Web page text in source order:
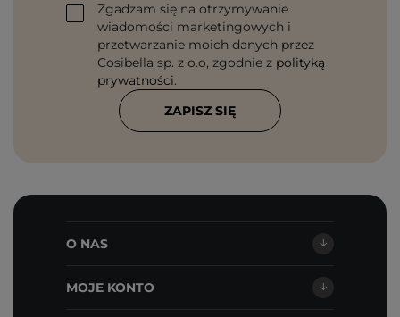
Zgadzam się na otrzymywanie
wiadomości marketingowych i
przetwarzanie moich danych przez
Cosibella sp. z o.o, zgodnie z polityką
prywatności.
ZAPISZ SIĘ
O NAS
MOJE KONTO